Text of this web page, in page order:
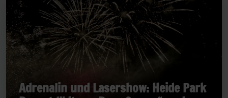
Adrenalin und Lasershow: Heide Park